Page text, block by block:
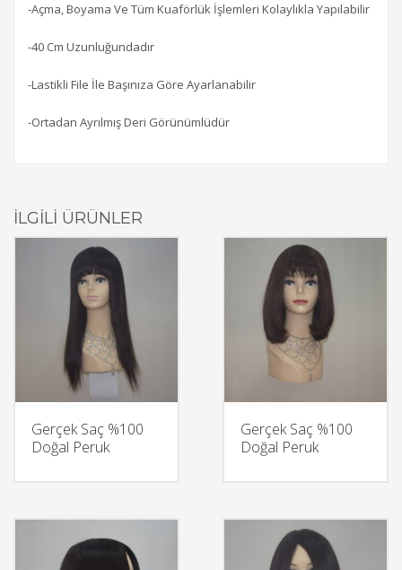
-Açma, Boyama Ve Tüm Kuaförlük İşlemleri Kolaylıkla Yapılabilir
-40 Cm Uzunluğundadır
-Lastikli File İle Başınıza Göre Ayarlanabilir
-Ortadan Ayrılmış Deri Görünümlüdür
İLGILI ÜRÜNLER
Gerçek Saç %100
Doğal Peruk
Gerçek Saç %100
Doğal Peruk